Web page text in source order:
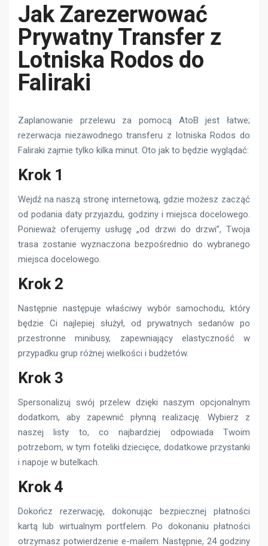
Jak Zarezerwować
Prywatny Transfer z
Lotniska Rodos do
Faliraki
Zaplanowanie przelewu za pomocą AtoB jest łatwe;
rezerwacja niezawodnego transferu z lotniska Rodos do
Faliraki zajmie tylko kilka minut. Oto jak to będzie wyglądać:
Krok 1
Wejdź na naszą stronę internetową, gdzie możesz zacząć
od podania daty przyjazdu, godziny i miejsca docelowego.
Ponieważ oferujemy usługę „od drzwi do drzwi”, Twoja
trasa zostanie wyznaczona bezpośrednio do wybranego
miejsca docelowego.
Krok 2
Następnie następuje właściwy wybór samochodu, który
będzie Ci najlepiej służył, od prywatnych sedanów po
przestronne minibusy, zapewniający elastyczność w
przypadku grup różnej wielkości i budżetów.
Krok 3
Spersonalizuj swój przelew dzięki naszym opcjonalnym
dodatkom, aby zapewnić płynną realizację. Wybierz z
naszej listy to, co najbardziej odpowiada Twoim
potrzebom, w tym foteliki dziecięce, dodatkowe przystanki
i napoje w butelkach.
Krok 4
Dokończ rezerwację, dokonując bezpiecznej płatności
kartą lub wirtualnym portfelem. Po dokonaniu płatności
otrzymasz potwierdzenie e-mailem. Następnie, 24 godziny